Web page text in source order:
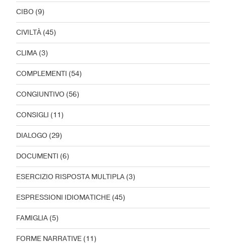
CIBO (9)
CIVILTÀ (45)
CLIMA (3)
COMPLEMENTI (54)
CONGIUNTIVO (56)
CONSIGLI (11)
DIALOGO (29)
DOCUMENTI (6)
ESERCIZIO RISPOSTA MULTIPLA (3)
ESPRESSIONI IDIOMATICHE (45)
FAMIGLIA (5)
FORME NARRATIVE (11)